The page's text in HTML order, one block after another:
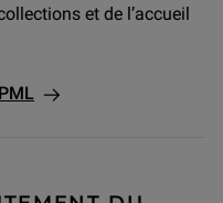
et de l’accueil